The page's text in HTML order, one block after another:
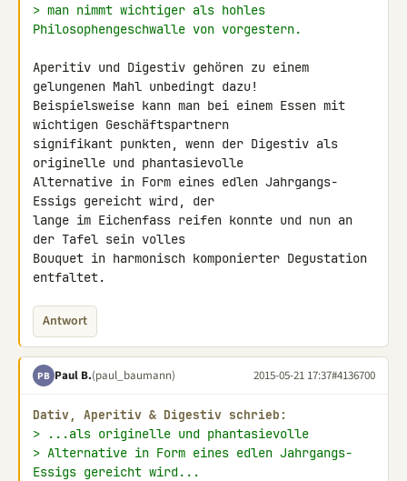
> man nimmt wichtiger als hohles
Philosophengeschwalle von vorgestern.
Aperitiv und Digestiv gehören zu einem
gelungenen Mahl unbedingt dazu!
Beispielsweise kann man bei einem Essen mit
wichtigen Geschäftspartnern
signifikant punkten, wenn der Digestiv als
originelle und phantasievolle
Alternative in Form eines edlen Jahrgangs-
Essigs gereicht wird, der
lange im Eichenfass reifen konnte und nun an
der Tafel sein volles
Bouquet in harmonisch komponierter Degustation
entfaltet.
Antwort
PB Paul B.(paul_baumann) 2015-05-21 17:37#4136700
Dativ, Aperitiv & Digestiv schrieb:
> ...als originelle und phantasievolle
> Alternative in Form eines edlen Jahrgangs-
Essigs gereicht wird...